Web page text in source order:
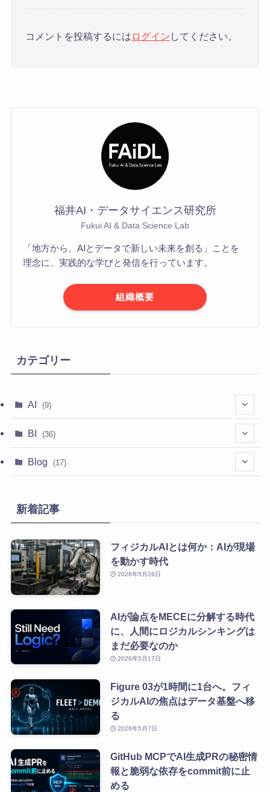
コメントを投稿するには ログイン してください。
福井AI・データサイエンス研究所
Fukui AI & Data Science Lab
「地方から、AIとデータで新しい未来を創る」ことを
理念に、実践的な学びと発信を行っています。
組織概要
カテゴリー
AI (9)
BI (36)
(35)
Blog (17)
(10)
新着記事
フィジカルAIとは何か：AIが現場
を動かす時代
2026年5月26日
AIが論点をMECEに分解する時代
に、人間にロジカルシンキングは
まだ必要なのか
2026年5月17日
Figure 03が1時間に1台へ。フィ
ジカルAIの焦点はデータ基盤へ移
る
2026年5月7日
GitHub MCPでAI生成PRの秘密情
報と脆弱な依存をcommit前に止
める